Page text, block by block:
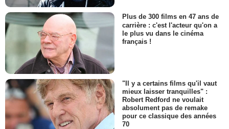
Plus de 300 films en 47 ans de
carrière : c'est l'acteur qu'on a
le plus vu dans le cinéma
français !
"Il y a certains films qu'il vaut
mieux laisser tranquilles" :
Robert Redford ne voulait
absolument pas de remake
pour ce classique des années
70